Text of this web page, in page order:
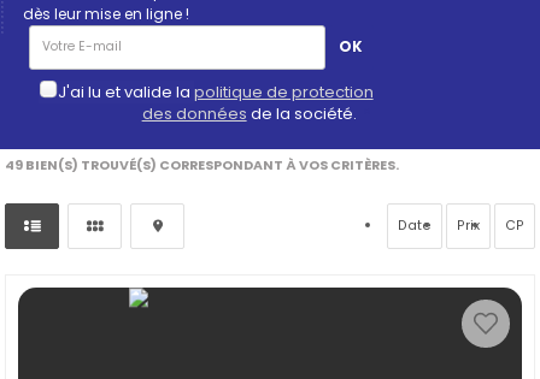
dès leur mise en ligne !
J'ai lu et valide la politique de protection
des données de la société.
49 BIEN(S) TROUVÉ(S) CORRESPONDANT À VOS CRITÈRES.
Date Prix CP